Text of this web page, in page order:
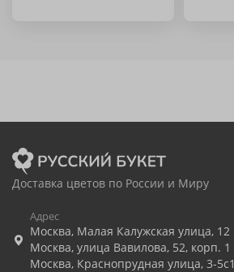
Доставка цветов по России и Миру
Адрес
Москва, Малая Калужская улица, 12
Москва, улица Вавилова, 52, корп. 1
Москва, Краснопрудная улица, 3-5с1